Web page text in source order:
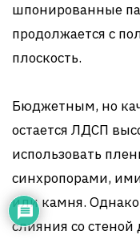
шпонированные
продолжается с
плоскость.
Бюджетным, но
остается ЛДСП
использовать
синхропорами,
или камня.
слияния со